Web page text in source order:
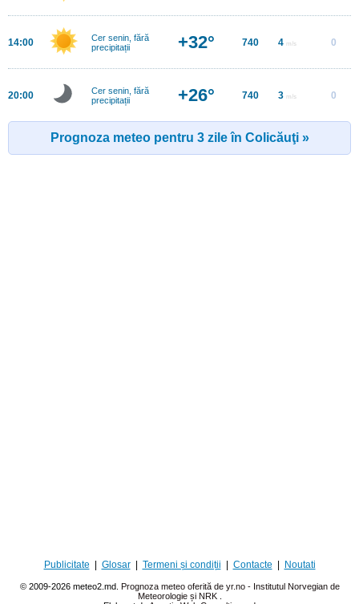
14:00
Cer senin, fără
precipitații
+32° 740 4 m/s 0
20:00
Cer senin, fără
precipitații
+26° 740 3 m/s 0
Prognoza meteo pentru 3 zile în Colicăuţi »
Publicitate Glosar| Termeni și condiții Contacte Noutati
© 2009-2026 meteo2.md. Prognoza meteo oferită de yr.no - Institutul Norvegian de
Meteorologie și NRK